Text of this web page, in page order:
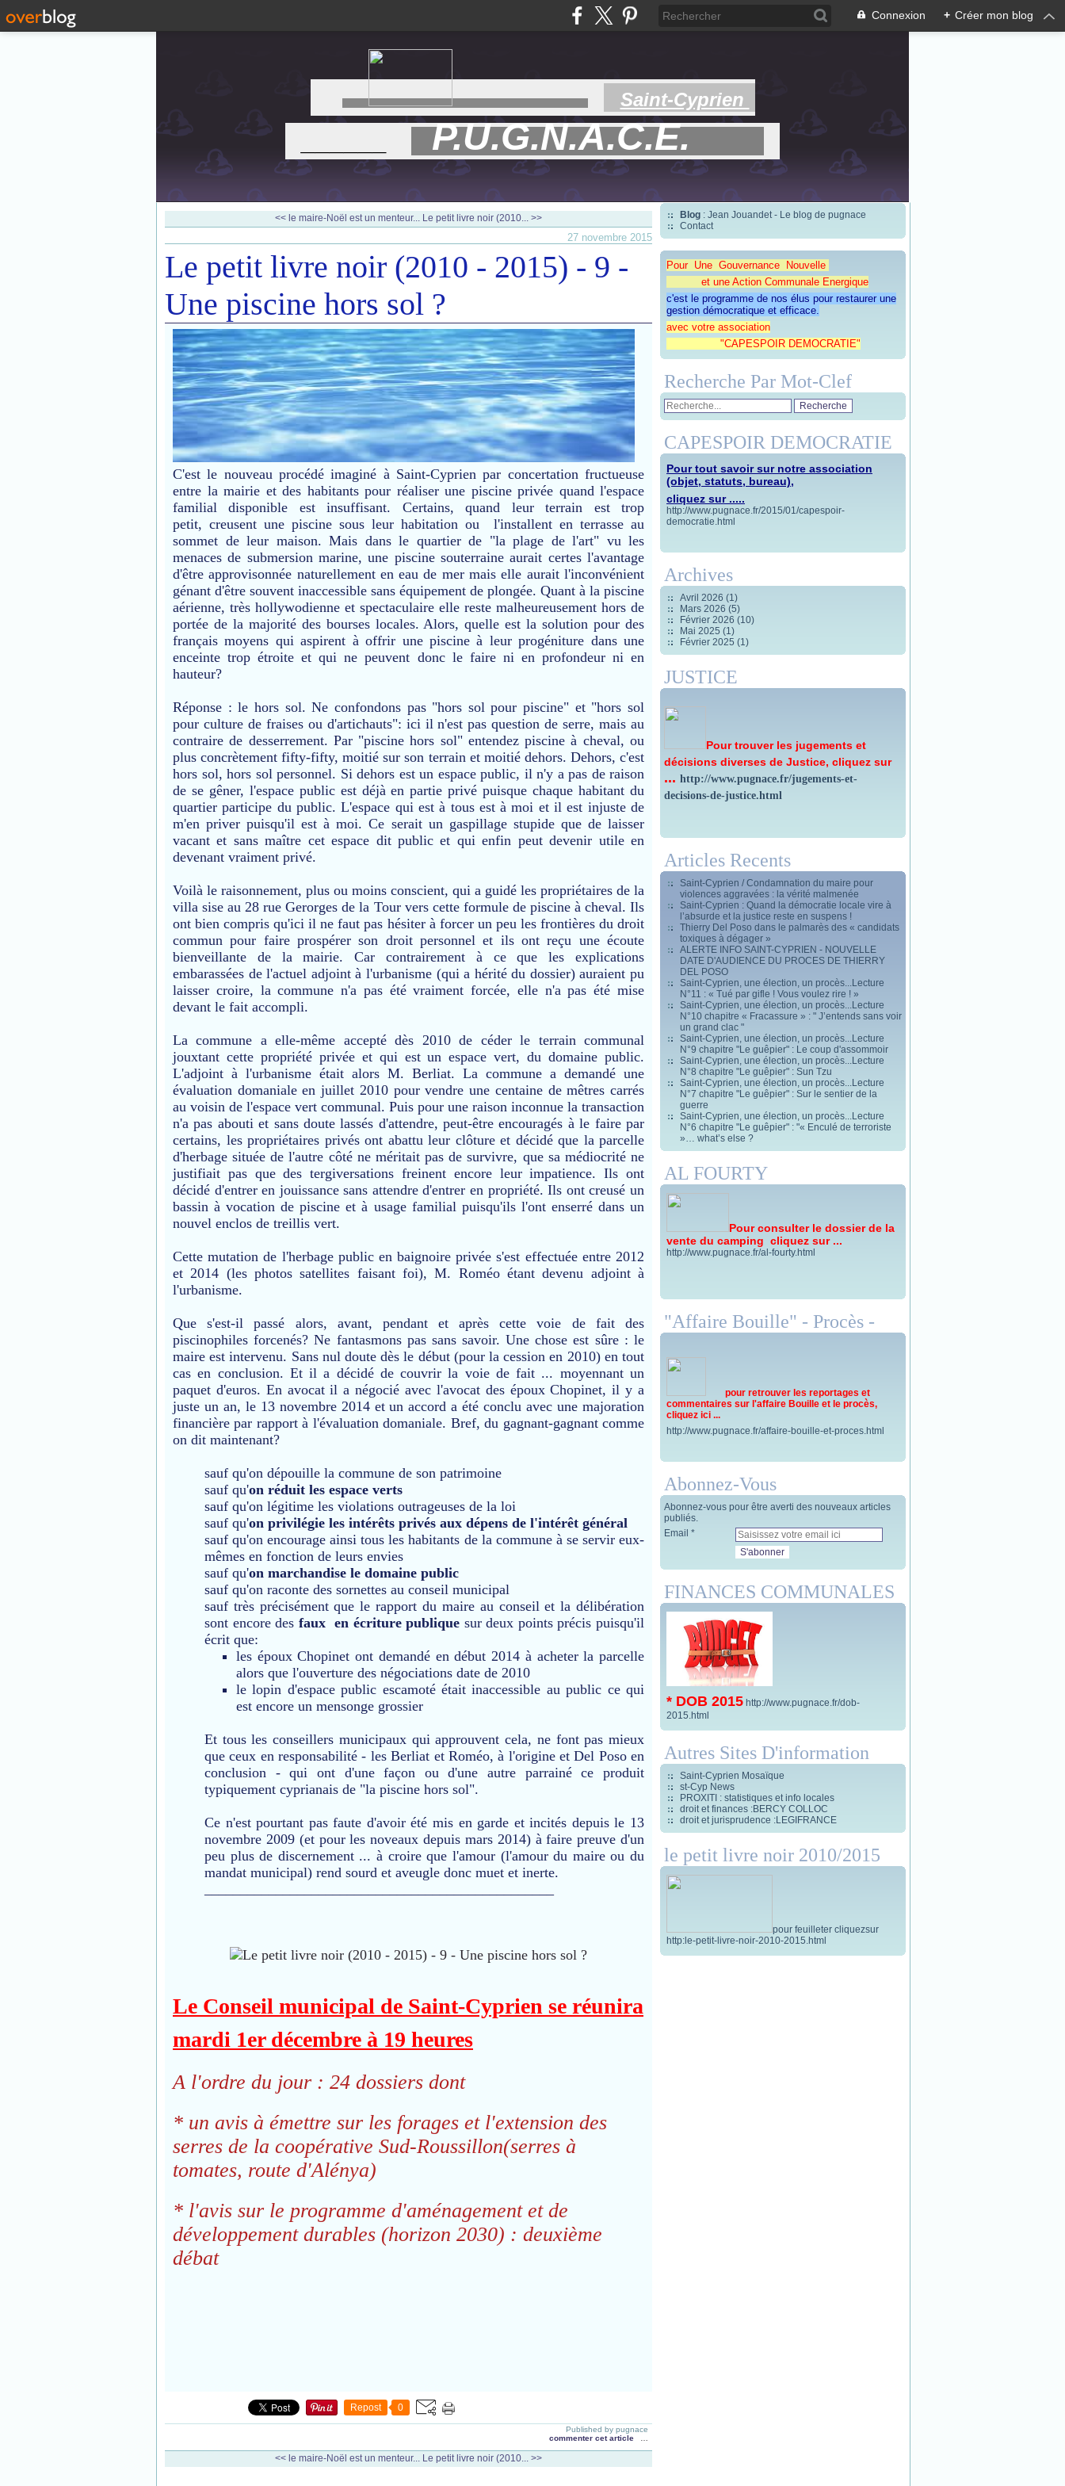
Connexion + Créer mon blog
Saint-Cyprien
P.U.G.N.A.C.E.
<< le maire-Noël est un menteur... Le petit livre noir (2010... >>
27 novembre 2015
Le petit livre noir (2010 - 2015) - 9 -
Une piscine hors sol ?
C'est le nouveau procédé imaginé à Saint-Cyprien par concertation fructueuse
entre la mairie et des habitants pour réaliser une piscine privée quand l'espace
familial disponible est insuffisant. Certains, quand leur terrain est trop
petit, creusent une piscine sous leur habitation ou l'installent en terrasse au
sommet de leur maison. Mais dans le quartier de "la plage de l'art" vu les
menaces de submersion marine, une piscine souterraine aurait certes l'avantage
d'être approvisonnée naturellement en eau de mer mais elle aurait l'inconvénient
génant d'être souvent inaccessible sans équipement de plongée. Quant à la piscine
aérienne, très hollywodienne et spectaculaire elle reste malheureusement hors de
portée de la majorité des bourses locales. Alors, quelle est la solution pour des
français moyens qui aspirent à offrir une piscine à leur progéniture dans une
enceinte trop étroite et qui ne peuvent donc le faire ni en profondeur ni en
hauteur?
Réponse : le hors sol. Ne confondons pas "hors sol pour piscine" et "hors sol
pour culture de fraises ou d'artichauts": ici il n'est pas question de serre, mais au
contraire de desserrement. Par "piscine hors sol" entendez piscine à cheval, ou
plus concrètement fifty-fifty, moitié sur son terrain et moitié dehors. Dehors, c'est
hors sol, hors sol personnel. Si dehors est un espace public, il n'y a pas de raison
de se gêner, l'espace public est déjà en partie privé puisque chaque habitant du
quartier participe du public. L'espace qui est à tous est à moi et il est injuste de
m'en priver puisqu'il est à moi. Ce serait un gaspillage stupide que de laisser
vacant et sans maître cet espace dit public et qui enfin peut devenir utile en
devenant vraiment privé.
Voilà le raisonnement, plus ou moins conscient, qui a guidé les propriétaires de la
villa sise au 28 rue Gerorges de la Tour vers cette formule de piscine à cheval. Ils
ont bien compris qu'ici il ne faut pas hésiter à forcer un peu les frontières du droit
commun pour faire prospérer son droit personnel et ils ont reçu une écoute
bienveillante de la mairie. Car contrairement à ce que les explications
embarassées de l'actuel adjoint à l'urbanisme (qui a hérité du dossier) auraient pu
laisser croire, la commune n'a pas été vraiment forcée, elle n'a pas été mise
devant le fait accompli.
La commune a elle-même accepté dès 2010 de céder le terrain communal
jouxtant cette propriété privée et qui est un espace vert, du domaine public.
L'adjoint à l'urbanisme était alors M. Berliat. La commune a demandé une
évaluation domaniale en juillet 2010 pour vendre une centaine de mêtres carrés
au voisin de l'espace vert communal. Puis pour une raison inconnue la transaction
n'a pas abouti et sans doute lassés d'attendre, peut-être encouragés à le faire par
certains, les propriétaires privés ont abattu leur clôture et décidé que la parcelle
d'herbage située de l'autre côté ne méritait pas de survivre, que sa médiocrité ne
justifiait pas que des tergiversations freinent encore leur impatience. Ils ont
décidé d'entrer en jouissance sans attendre d'entrer en propriété. Ils ont creusé un
bassin à vocation de piscine et à usage familial puisqu'ils l'ont enserré dans un
nouvel enclos de treillis vert.
Cette mutation de l'herbage public en baignoire privée s'est effectuée entre 2012
et 2014 (les photos satellites faisant foi), M. Roméo étant devenu adjoint à
l'urbanisme.
Que s'est-il passé alors, avant, pendant et après cette voie de fait des
piscinophiles forcenés? Ne fantasmons pas sans savoir. Une chose est sûre : le
maire est intervenu. Sans nul doute dès le début (pour la cession en 2010) en tout
cas en conclusion. Et il a décidé de couvrir la voie de fait ... moyennant un
paquet d'euros. En avocat il a négocié avec l'avocat des époux Chopinet, il y a
juste un an, le 13 novembre 2014 et un accord a été conclu avec une majoration
financière par rapport à l'évaluation domaniale. Bref, du gagnant-gagnant comme
on dit maintenant?
sauf qu'on dépouille la commune de son patrimoine
sauf qu'on réduit les espace verts
sauf qu'on légitime les violations outrageuses de la loi
sauf qu'on privilégie les intérêts privés aux dépens de l'intérêt général
sauf qu'on encourage ainsi tous les habitants de la commune à se servir eux-
mêmes en fonction de leurs envies
sauf qu'on marchandise le domaine public
sauf qu'on raconte des sornettes au conseil municipal
sauf très précisément que le rapport du maire au conseil et la délibération
sont encore des faux en écriture publique sur deux points précis puisqu'il
écrit que:
les époux Chopinet ont demandé en début 2014 à acheter la parcelle
alors que l'ouverture des négociations date de 2010
le lopin d'espace public escamoté était inaccessible au public ce qui
est encore un mensonge grossier
Et tous les conseillers municipaux qui approuvent cela, ne font pas mieux
que ceux en responsabilité - les Berliat et Roméo, à l'origine et Del Poso en
conclusion - qui ont d'une façon ou d'une autre parrainé ce produit
typiquement cyprianais de "la piscine hors sol".
Ce n'est pourtant pas faute d'avoir été mis en garde et incités depuis le 13
novembre 2009 (et pour les noveaux depuis mars 2014) à faire preuve d'un
peu plus de discernement ... à croire que l'amour (l'amour du maire ou du
mandat municipal) rend sourd et aveugle donc muet et inerte.
Le Conseil municipal de Saint-Cyprien se réunira
mardi 1er décembre à 19 heures
A l'ordre du jour : 24 dossiers dont
* un avis à émettre sur les forages et l'extension des
serres de la coopérative Sud-Roussillon(serres à
tomates, route d'Alénya)
* l'avis sur le programme d'aménagement et de
développement durables (horizon 2030) : deuxième
débat
Repost 0
Published by pugnace
commenter cet article
<< le maire-Noël est un menteur... Le petit livre noir (2010... >>
Blog : Jean Jouandet - Le blog de pugnace
Contact
Pour Une Gouvernance Nouvelle
et une Action Communale Energique
c'est le programme de nos élus pour restaurer une
gestion démocratique et efficace.
avec votre association
"CAPESPOIR DEMOCRATIE"
Recherche Par Mot-Clef
CAPESPOIR DEMOCRATIE
Pour tout savoir sur notre association
(objet, statuts, bureau),
cliquez sur .....
http://www.pugnace.fr/2015/01/capespoir-
democratie.html
Archives
Avril 2026 (1)
Mars 2026 (5)
Février 2026 (10)
Mai 2025 (1)
Février 2025 (1)
JUSTICE
Pour trouver les jugements et
décisions diverses de Justice, cliquez sur
... http://www.pugnace.fr/jugements-et-
decisions-de-justice.html
Articles Recents
Saint-Cyprien / Condamnation du maire pour
violences aggravées : la vérité malmenée
Saint-Cyprien : Quand la démocratie locale vire à
l’absurde et la justice reste en suspens !
Thierry Del Poso dans le palmarès des « candidats
toxiques à dégager »
ALERTE INFO SAINT-CYPRIEN - NOUVELLE
DATE D'AUDIENCE DU PROCES DE THIERRY
DEL POSO
Saint-Cyprien, une élection, un procès...Lecture
N°11 : « Tué par gifle ! Vous voulez rire ! »
Saint-Cyprien, une élection, un procès...Lecture
N°10 chapitre « Fracassure » : " J’entends sans voir
un grand clac "
Saint-Cyprien, une élection, un procès...Lecture
N°9 chapitre "Le guêpier" : Le coup d'assommoir
Saint-Cyprien, une élection, un procès...Lecture
N°8 chapitre "Le guêpier" : Sun Tzu
Saint-Cyprien, une élection, un procès...Lecture
N°7 chapitre "Le guêpier" : Sur le sentier de la
guerre
Saint-Cyprien, une élection, un procès...Lecture
N°6 chapitre "Le guêpier" : "« Enculé de terroriste
»… what’s else ?
AL FOURTY
Pour consulter le dossier de la
vente du camping cliquez sur ...
http://www.pugnace.fr/al-fourty.html
"Affaire Bouille" - Procès -
pour retrouver les reportages et
commentaires sur l'affaire Bouille et le procès,
cliquez ici ...
http://www.pugnace.fr/affaire-bouille-et-proces.html
Abonnez-Vous
Abonnez-vous pour être averti des nouveaux articles
publiés.
Email
FINANCES COMMUNALES
* DOB 2015 http://www.pugnace.fr/dob-
2015.html
Autres Sites D'information
Saint-Cyprien Mosaïque
st-Cyp News
PROXITI : statistiques et info locales
droit et finances :BERCY COLLOC
droit et jurisprudence :LEGIFRANCE
le petit livre noir 2010/2015
pour feuilleter cliquezsur
http:le-petit-livre-noir-2010-2015.html